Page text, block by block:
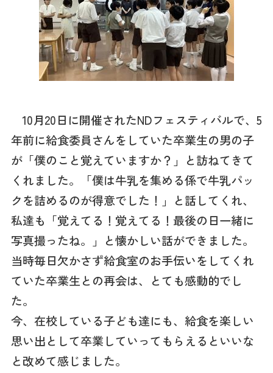
10月20日に開催されたNDフェスティバルで、5
年前に給食委員さんをしていた卒業生の男の子
が「僕のこと覚えていますか？」と訪ねてきて
くれました。「僕は牛乳を集める係で牛乳パッ
クを詰めるのが得意でした！」と話してくれ、
私達も「覚えてる！覚えてる！最後の日一緒に
写真撮ったね。」と懐かしい話ができました。
当時毎日欠かさず給食室のお手伝いをしてくれ
ていた卒業生との再会は、とても感動的でし
た。
今、在校している子ども達にも、給食を楽しい
思い出として卒業していってもらえるといいな
と改めて感じました。